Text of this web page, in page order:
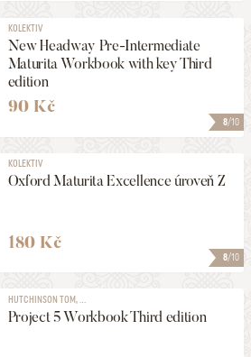
8/10
KOLEKTIV
New Headway Pre-Intermediate
Maturita Workbook with key Third
edition
90 Kč
8/10
KOLEKTIV
Oxford Maturita Excellence úroveň Z
180 Kč
HUTCHINSON TOM, ...
Project 5 Workbook Third edition